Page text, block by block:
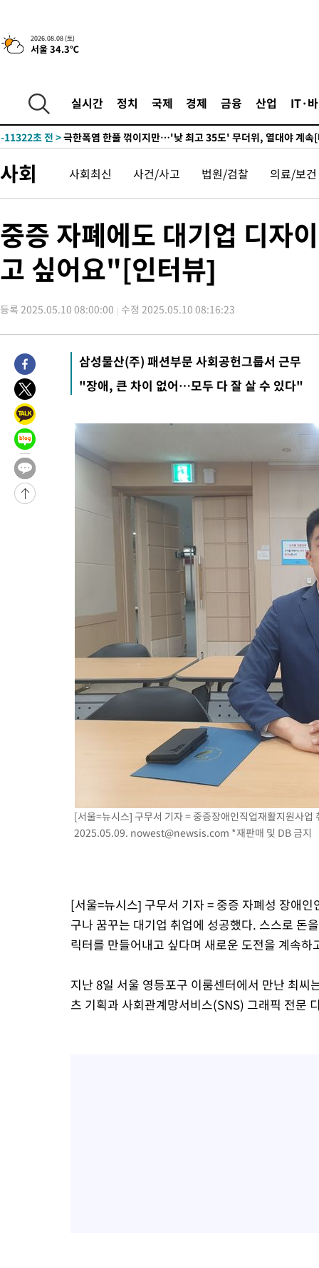
2026.08.08 (토)
서울 34.3℃
실시간 정치 국제 경제 금융 산업 IT·
-20475초 전 >백운산서 80년근 천종산삼 9뿌리 발견…감정가 1.3억원
-18185초 전 >선재도서 해루질 나섰다 실종 60대, 닷새 만에 숨진 채 발견
-15095초 전 >
여수 오동도 해상서 모터보트 전복…1명 사망·1명 실종
-11322초 전 >
주 날씨]
-8340초 전 > 축구협회 "압수수색·성접대 논란 사과…쇄신의 기회로 삼겠다"
송"
1시간 전 >
'최고 37도' 폭염 지속…강원동해안 최대 150㎜ 비
3시간 전 >[속보]뉴욕증시 상승 마감…S&P 0.6% 나스닥 1.3%↑
틀레티코 이적"
-31474초 전 >수도권 40도 육박 '펄펄'…동해안 일부 지역엔 호의주의보
-30443초 전 >온열질환 사망자 3명 늘어…누적 환자 3000명 돌파
-24388초 전 >강릉에 시간당 81.4㎜ 물폭탄…도로 잠기고 담벼락 붕괴
-18205초 전 >선재도서 해루질 나섰다 실종 60대, 닷새 만에 숨진 채 발견
-15739초 전 >남자 농구, 나고야 아시안게임서 '홈팀' 일본과 한일전
-15115초 전 >
여수 오동도 해상서 모터보트 전복…1명 사망·1명 실종
-11342초 전 >
극한폭염 한풀 꺾이지만…'낮 최고 35도' 무더위, 열대야 계속
주 날씨]
-8360초 전 >
축구협회 "압수수색·성접대 논란 사과…쇄신의 기회로 삼겠다"
-6877초 전 >
송"
1시간 전 >
'최고 37도' 폭염 지속…강원동해안 최대 150㎜ 비
3시간 전 >
[속보]뉴욕증시 상승 마감…S&P 0.6% 나스닥 1.3%↑
사회 사회최신 사건/사고 법원/검찰 의료/보건
중증 자폐에도 대기업 디자
고 싶어요"[인터뷰]
등록 2025.05.10 08:00:00 수정 2025.05.10 08:16:23
삼성물산(주) 패션부문 사회공헌그룹서 근무
"장애, 큰 차이 없어…모두 다 잘 살 수 있다"
[서울=뉴시스] 구무서 기자 = 중증장애인직업재활지원사
2025.05.09. nowest@newsis.com *재판매 및 DB 금지
[서울=뉴시스] 구무서 기자 = 중증 자폐성 장애
구나 꿈꾸는 대기업 취업에 성공했다. 스스로 돈
릭터를 만들어내고 싶다며 새로운 도전을 계속하
지난 8일 서울 영등포구 이룸센터에서 만난 최
츠 기획과 사회관계망서비스(SNS) 그래픽 전문